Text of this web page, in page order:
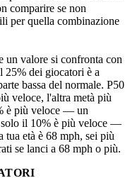
comparire se non
per quella combinazione
un valore si confronta con
dei giocatori è a
bassa del normale. P50
veloce, l'altra metà più
è più veloce — un
il 10% è più veloce —
tua età è 68 mph, sei più
se lanci a 68 mph o più.